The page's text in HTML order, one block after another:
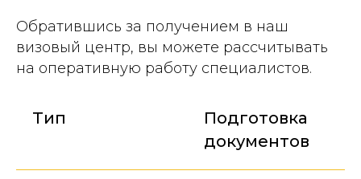
Обратившись за получением в наш
визовый центр, вы можете рассчитывать
на оперативную работу специалистов.
Тип
Подготовка
документов